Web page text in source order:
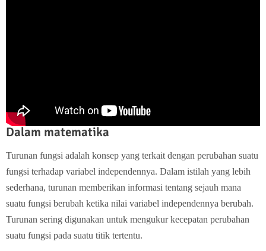
Dalam matematika
Turunan fungsi adalah konsep yang terkait dengan perubahan suatu
fungsi terhadap variabel independennya. Dalam istilah yang lebih
sederhana, turunan memberikan informasi tentang sejauh mana
suatu fungsi berubah ketika nilai variabel independennya berubah.
Turunan sering digunakan untuk mengukur kecepatan perubahan
suatu fungsi pada suatu titik tertentu.